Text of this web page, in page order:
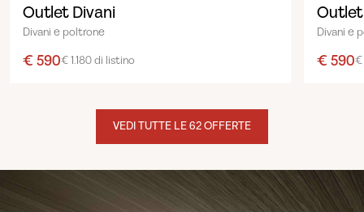
Outlet Divani
Divani e poltrone
€ 590€ 1.180 di listino
Divani e
€ 590€
VEDI TUTTE LE 62 OFFERTE